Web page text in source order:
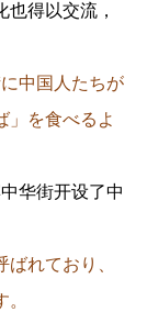
得以交流，
中国人たちが
」を食べるよ
华街开设了中
れており、